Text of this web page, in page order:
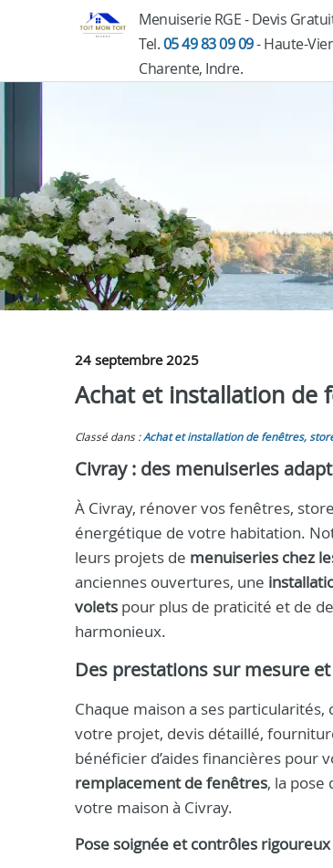
Menuiserie RGE - Devis
Tel.05 49 83 09 09- Haute-
Charente, Indre.
24 septembre 2025
Achat et installation de
Classé dans :Achat et installation de fenêtres,
Civray : des menuiseries
À Civray, rénover vos fenêtres,
énergétique de votre habitation.
leurs projets de menuiseries chez
anciennes ouvertures, une
volets pour plus de praticité et de
harmonieux.
Des prestations sur mesure
Chaque maison a ses
votre projet, devis détaillé,
bénéficier d’aides financières pour
remplacement de fenêtres, la pose
votre maison à Civray.
Pose soignée et contrôles rigoureux